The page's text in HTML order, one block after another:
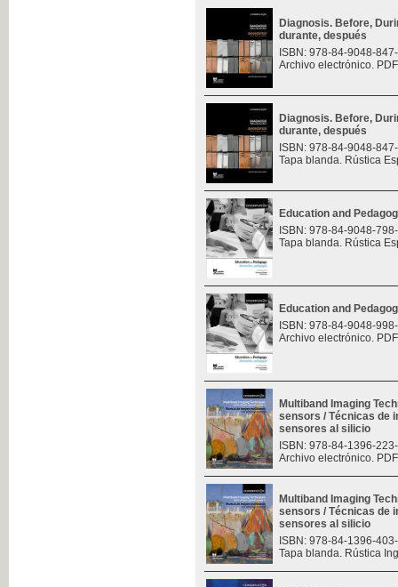
Diagnosis. Before,
durante, después
ISBN: 978-84-9048-
Archivo electrónico.
Diagnosis. Before,
durante, después
ISBN: 978-84-9048-
Tapa blanda. Rústica
Education and
ISBN: 978-84-9048-
Tapa blanda. Rústica
Education and
ISBN: 978-84-9048-
Archivo electrónico.
Multiband Imaging
sensors / Técnicas de
sensores al silicio
ISBN: 978-84-1396-
Archivo electrónico.
Multiband Imaging
sensors / Técnicas de
sensores al silicio
ISBN: 978-84-1396-
Tapa blanda. Rústica